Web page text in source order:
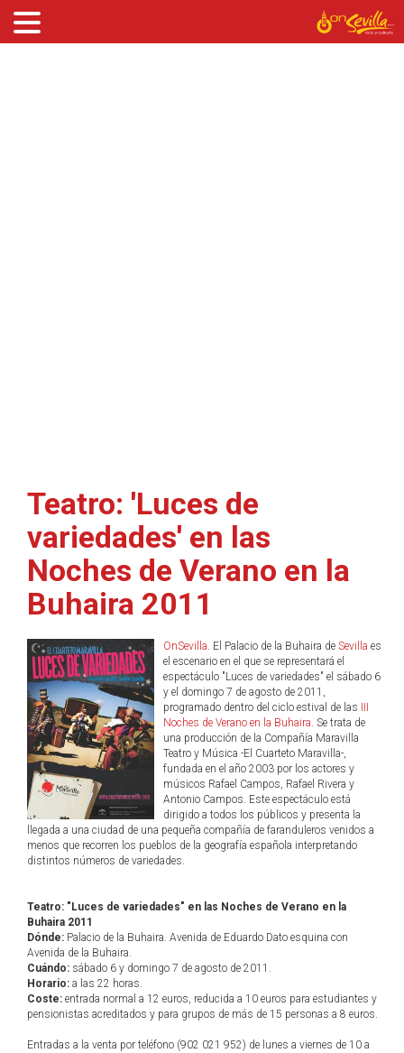
Teatro: 'Luces de
variedades' en las
Noches de Verano en la
Buhaira 2011
OnSevilla. El Palacio de la Buhaira de Sevilla es
el escenario en el que se representará el
espectáculo "Luces de variedades" el sábado 6
y el domingo 7 de agosto de 2011,
programado dentro del ciclo estival de las
Noches de Verano en la Buhaira. Se trata de
una producción de la Compañía Maravilla
Teatro y Música -El Cuarteto Maravilla-,
fundada en el año 2003 por los actores y
músicos Rafael Campos, Rafael Rivera y
Antonio Campos. Este espectáculo está
dirigido a todos los públicos y presenta la
llegada a una ciudad de una pequeña compañía de faranduleros venidos a
menos que recorren los pueblos de la geografía española interpretando
distintos números de variedades.
Teatro: "Luces de variedades" en las Noches de Verano en la
Buhaira 2011
Dónde: Palacio de la Buhaira. Avenida de Eduardo Dato esquina con
Avenida de la Buhaira.
Cuándo: sábado 6 y domingo 7 de agosto de 2011.
Horario: a las 22 horas.
Coste: entrada normal a 12 euros, reducida a 10 euros para estudiantes y
pensionistas acreditados y para grupos de más de 15 personas a 8 euros.
Entradas a la venta por teléfono (902 021 952) de lunes a viernes de 10 a